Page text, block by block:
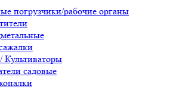
погрузчики/рабочие органы
садовые